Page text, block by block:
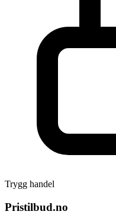
Trygg handel
Pristilbud.no